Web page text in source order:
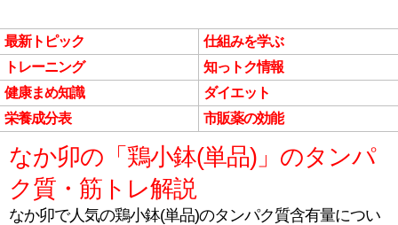
最新トピック
仕組みを学ぶ
トレーニング
知っトク情報
健康まめ知識
ダイエット
栄養成分表
市販薬の効能
なか卯の「鶏小鉢(単品)」のタンパ
ク質・筋トレ解説
なか卯で人気の鶏小鉢(単品)のタンパク質含有量につい